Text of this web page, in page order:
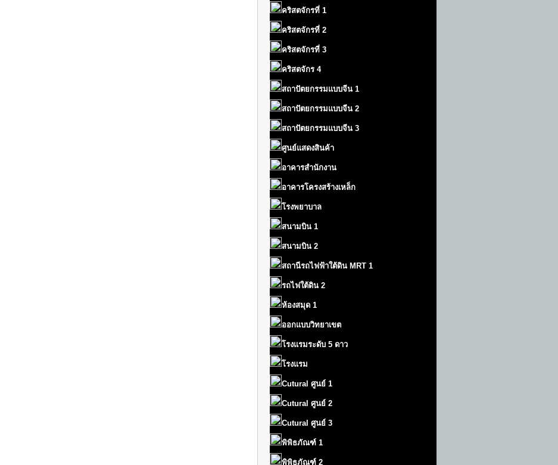
คริสตจักรที่ 1
คริสตจักรที่ 2
คริสตจักรที่ 3
คริสตจักร 4
สถาปัตยกรรมแบบจีน 1
สถาปัตยกรรมแบบจีน 2
สถาปัตยกรรมแบบจีน 3
ศูนย์แสดงสินค้า
อาคารสำนักงาน
อาคารโครงสร้างเหล็ก
โรงพยาบาล
สนามบิน 1
สนามบิน 2
สถานีรถไฟฟ้าใต้ดิน MRT 1
รถไฟใต้ดิน 2
ห้องสมุด 1
ออกแบบวิทยาเขต
โรงแรมระดับ 5 ดาว
โรงแรม
Cutural ศูนย์ 1
Cutural ศูนย์ 2
Cutural ศูนย์ 3
พิพิธภัณฑ์ 1
พิพิธภัณฑ์ 2